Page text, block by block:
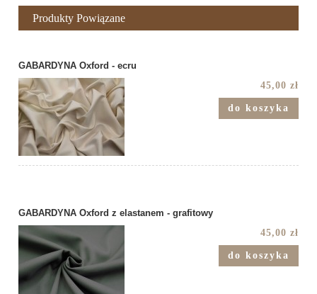
Produkty Powiązane
GABARDYNA Oxford - ecru
45,00 zł
do koszyka
GABARDYNA Oxford z elastanem - grafitowy
45,00 zł
do koszyka